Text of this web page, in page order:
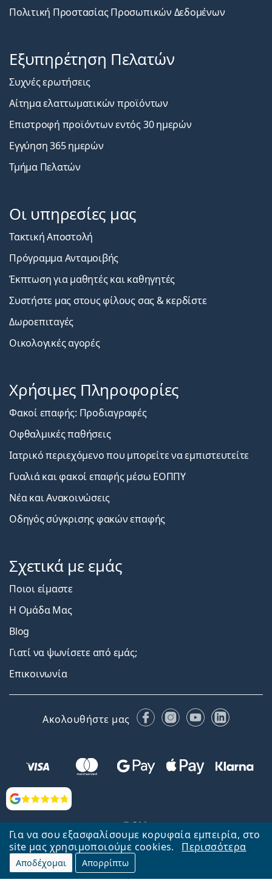
Για να σου εξασφαλίσουμε κορυφαία εμπειρία, στο
site μας χρησιμοποιούμε cookies.
Περισσότερα
Αποδέχομαι Απορρίπτω
Αξιολογήσεις
Πολιτική Προστασίας Προσωπικών Δεδομένων
Εξυπηρέτηση Πελατών
Συχνές ερωτήσεις
Αίτημα ελαττωματικών προϊόντων
Επιστροφή προϊόντων εντός 30 ημερών
Εγγύηση 365 ημερών
Τμήμα Πελατών
Οι υπηρεσίες μας
Τακτική Αποστολή
Πρόγραμμα Ανταμοιβής
Έκπτωση για μαθητές και καθηγητές
Συστήστε μας στους φίλους σας & κερδίστε
Δωροεπιταγές
Οικολογικές αγορές
Χρήσιμες Πληροφορίες
Φακοί επαφής: Προδιαγραφές
Οφθαλμικές παθήσεις
Ιατρικό περιεχόμενο που μπορείτε να εμπιστευτείτε
Γυαλιά και φακοί επαφής μέσω ΕΟΠΠΥ
Νέα και Ανακοινώσεις
Οδηγός σύγκρισης φακών επαφής
Σχετικά με εμάς
Ποιοι είμαστε
Η Ομάδα Μας
Blog
Γιατί να ψωνίσετε από εμάς;
Επικοινωνία
Ακολουθήστε μας FacebookInstagram
YouTubeLinkedIn
Επιστροφή στην αρχική σελίδα